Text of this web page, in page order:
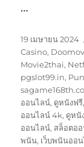
…
เขียน
เมื่อ
19 เมษายน 2024
Casino,
Movie2thai,
pgslot99.in,
ออนไลน์, ดูหนังฟรี,
ออนไลน์ 4k, ดูหนั
ออนไลน์, สล็อตอ
พนัน, เว็บพนันออ